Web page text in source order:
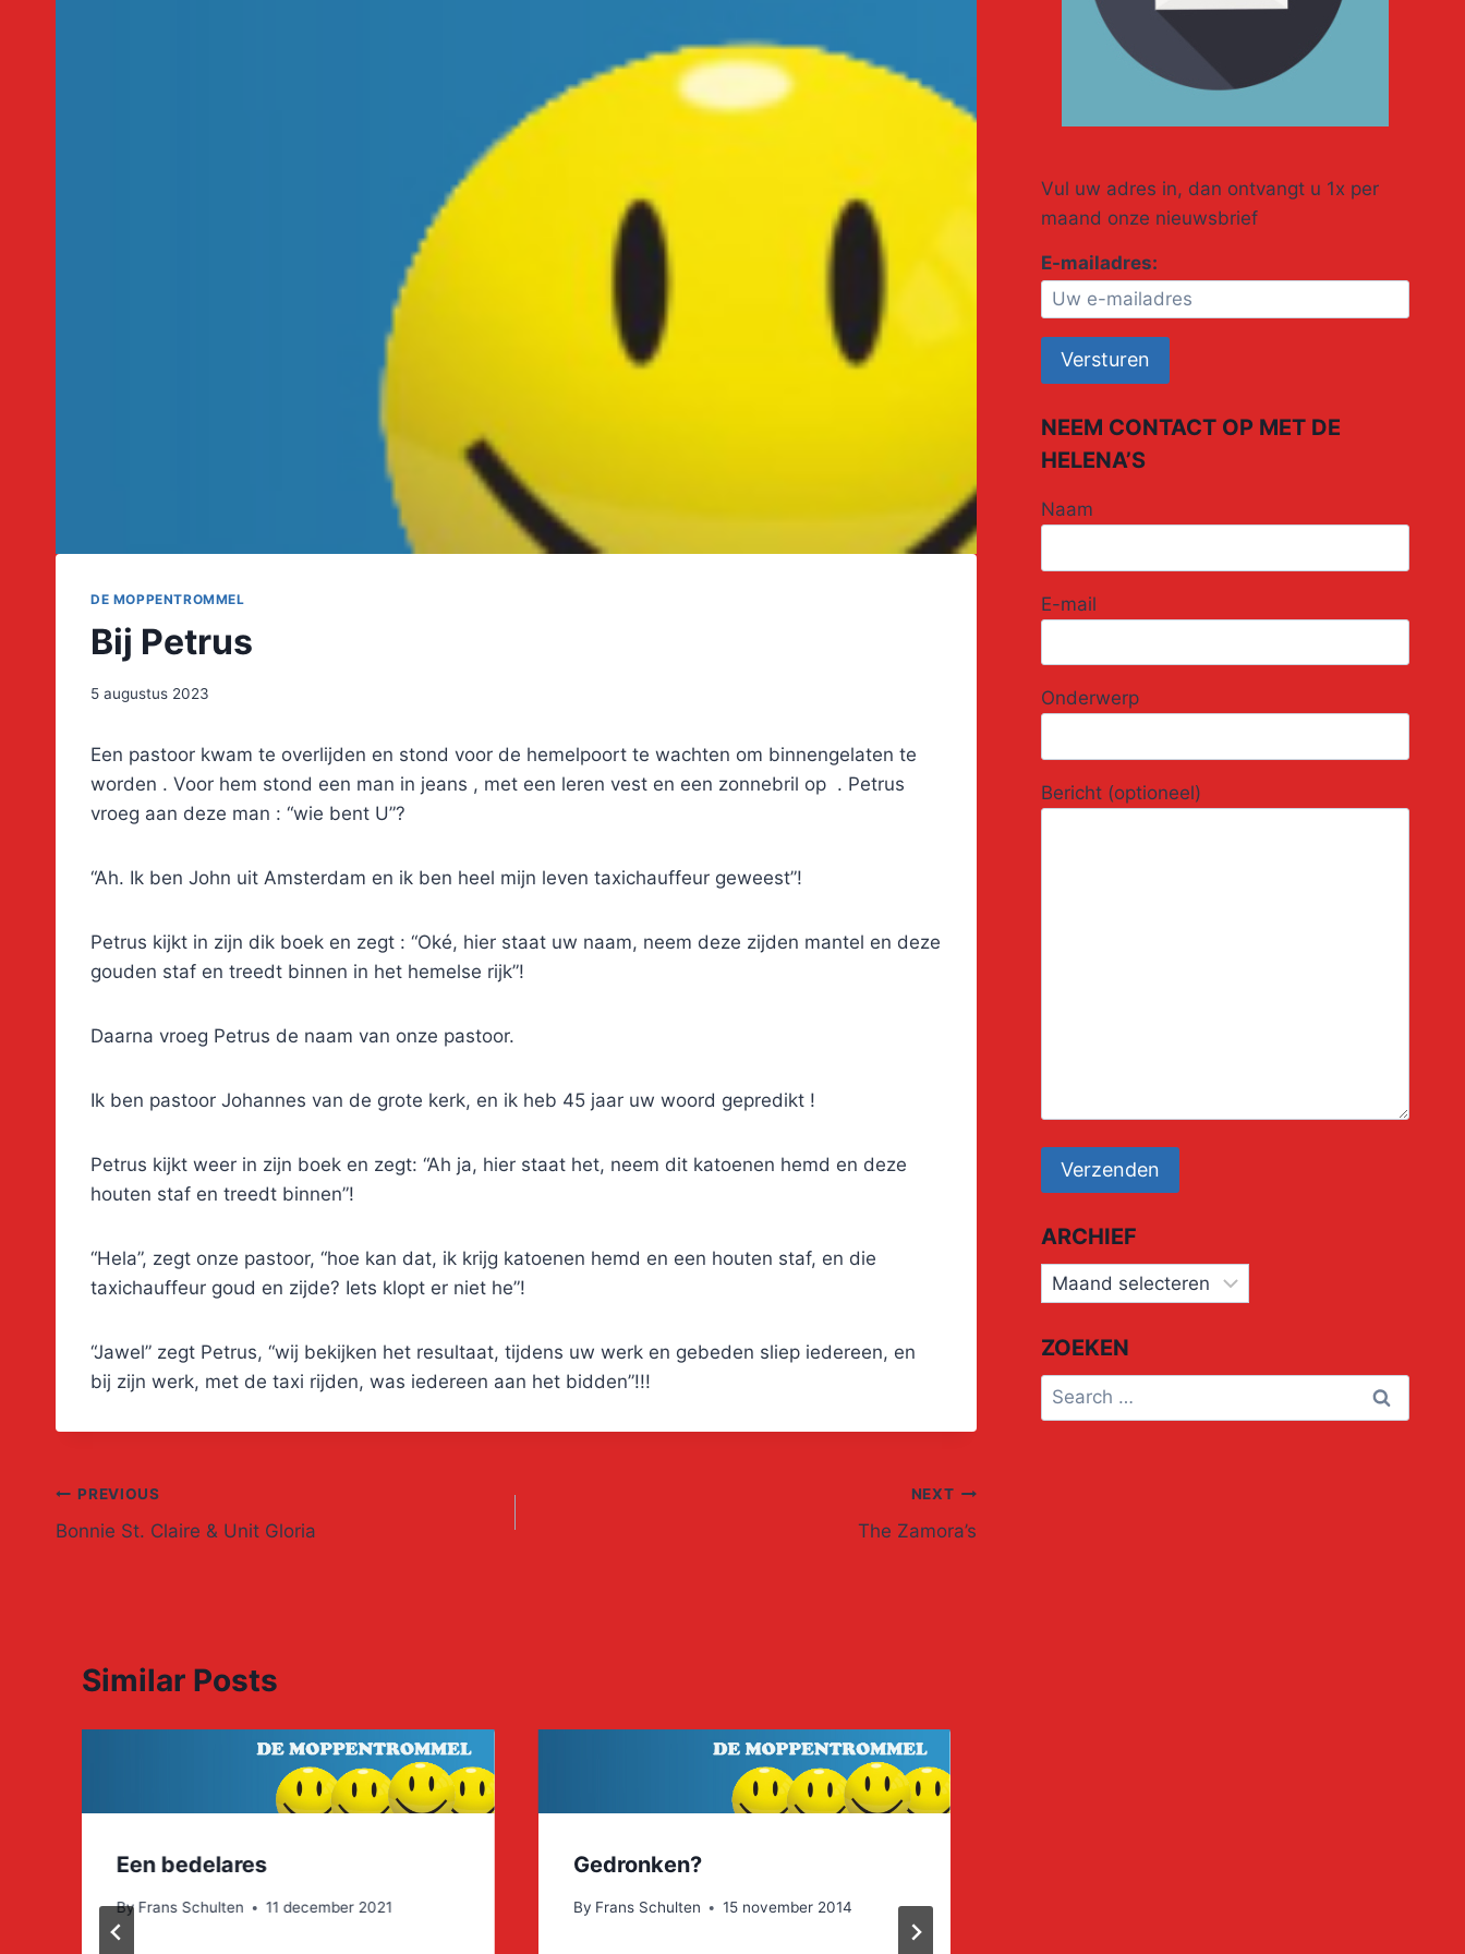
DE MOPPENTROMMEL
Bij Petrus
5 augustus 2023
Een pastoor kwam te overlijden en stond voor de hemelpoort te wachten om binnengelaten te
worden . Voor hem stond een man in jeans , met een leren vest en een zonnebril op . Petrus
vroeg aan deze man : “wie bent U”?
“Ah. Ik ben John uit Amsterdam en ik ben heel mijn leven taxichauffeur geweest”!
Petrus kijkt in zijn dik boek en zegt : “Oké, hier staat uw naam, neem deze zijden mantel en deze
gouden staf en treedt binnen in het hemelse rijk”!
Daarna vroeg Petrus de naam van onze pastoor.
Ik ben pastoor Johannes van de grote kerk, en ik heb 45 jaar uw woord gepredikt !
Petrus kijkt weer in zijn boek en zegt: “Ah ja, hier staat het, neem dit katoenen hemd en deze
houten staf en treedt binnen”!
“Hela”, zegt onze pastoor, “hoe kan dat, ik krijg katoenen hemd en een houten staf, en die
taxichauffeur goud en zijde? Iets klopt er niet he”!
“Jawel” zegt Petrus, “wij bekijken het resultaat, tijdens uw werk en gebeden sliep iedereen, en
bij zijn werk, met de taxi rijden, was iedereen aan het bidden”!!!
Post
navigation
PREVIOUS
Bonnie St. Claire & Unit Gloria
NEXT
The Zamora’s
Similar Posts
Een bedelares
By Frans Schulten 11 december 2021
Gedronken?
By Frans Schulten 15 november 2014
Vul uw adres in, dan ontvangt u 1x per
maand onze nieuwsbrief
E-mailadres:
NEEM CONTACT OP MET DE
HELENA’S
Naam
E-mail
Onderwerp
Bericht (optioneel)
ARCHIEF
Archief
ZOEKEN
Search
for: